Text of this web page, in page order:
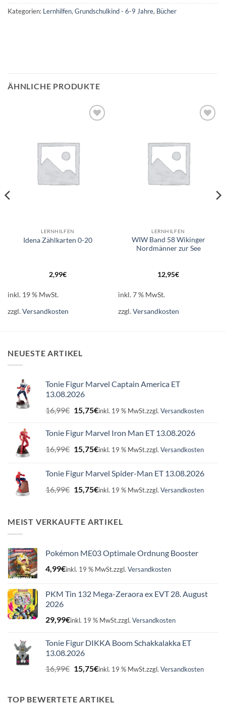
Kategorien: Lernhilfen, Grundschulkind - 6-9 Jahre, Bücher
ÄHNLICHE PRODUKTE
LERNHILFEN
Idena Zählkarten 0-20
2,99€
inkl. 19 % MwSt.
zzgl.Versandkosten
LERNHILFEN
WIW Band 58 Wikinger
Nordmänner zur See
12,95€
inkl. 7 % MwSt.
zzgl.Versandkosten
NEUESTE ARTIKEL
Tonie Figur Marvel Captain America ET
13.08.2026
16,99€ Ursprünglicher
Preis
16,99€
15,75€Aktueller
15,75€.
inkl. 19 % MwSt.zzgl. Versandkosten
Tonie Figur Marvel Iron Man ET 13.08.2026
16,99€ Ursprünglicher
Preis
16,99€
15,75€Aktueller
15,75€.
inkl. 19 % MwSt.zzgl. Versandkosten
Tonie Figur Marvel Spider-Man ET 13.08.2026
16,99€ Ursprünglicher
Preis
16,99€
15,75€Aktueller
15,75€.
inkl. 19 % MwSt.zzgl. Versandkosten
MEIST VERKAUFTE ARTIKEL
Pokémon ME03 Optimale Ordnung Booster
4,99€inkl. 19 % MwSt.zzgl. Versandkosten
PKM Tin 132 Mega-Zeraora ex EVT 28. August
2026
29,99€inkl. 19 % MwSt.zzgl. Versandkosten
Tonie Figur DIKKA Boom Schakkalakka ET
13.08.2026
16,99€ Ursprünglicher
Preis
16,99€
15,75€Aktueller
15,75€.
inkl. 19 % MwSt.zzgl. Versandkosten
TOP BEWERTETE ARTIKEL